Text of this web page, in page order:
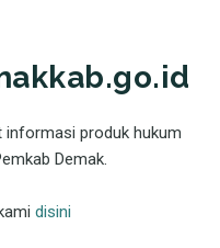
informasi produk hukum
Demak.
disini